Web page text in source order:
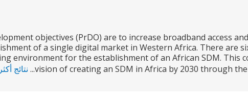
objectives (PrDO) are to increase broadband access
of a single digital market in Western Africa. There are
environment for the establishment of an African SDM. This
vision of creating an SDM in Africa by 2030 through
نتائج أكثر